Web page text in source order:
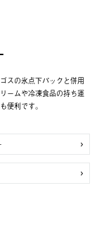
スの氷点下パックと併用
ームや冷凍食品の持ち運
便利です。